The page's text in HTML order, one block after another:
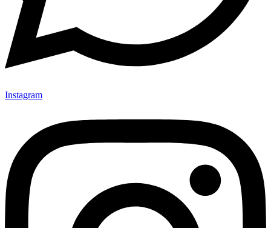
Instagram